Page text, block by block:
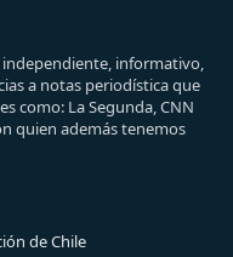
independiente, informativo,
a notas periodística que
como: La Segunda, CNN
quien además tenemos
de Chile